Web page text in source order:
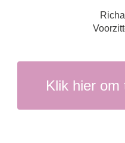
Klik hier om